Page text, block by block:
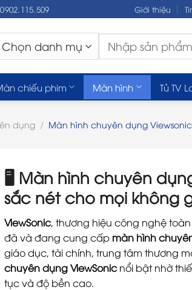
0902.115.509 Giới thiệu
Tìm
kiếm:
chiếu phim Màn hình Tủ TV
dụng / Màn hình chuyên dụng Viewsonic
🖥️ Màn hình chuyên
sắc nét cho mọi không
ViewSonic, thương hiệu công nghệ
đã và đang cung cấp màn hình
giáo dục, tài chính, trung tâm thương
chuyên dụng ViewSonicnổi bật nhờ
tục và độ bền cao.